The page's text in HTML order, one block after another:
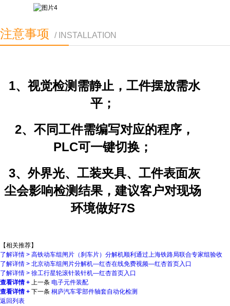
注意事项 / INSTALLATION
1、视觉检测需静止，工件摆放需水
平；
2、不同工件需编写对应的程序，
PLC可一键切换；
3、外界光、工装夹具、工件表面灰
尘会影响检测结果，建议客户对现场
环境做好7S
【相关推荐】
了解详情 > 高铁动车组闸片（刹车片）分解机顺利通过上海铁路局联合专家组验收
了解详情 > 北京动车组闸片分解机—红杏在线免费视频—红杏首页入口
了解详情 > 徐工行星轮滚针装针机—红杏首页入口
查看详情 + 上一条 电子元件装配
查看详情 + 下一条 桐庐汽车零部件轴套自动化检测
返回列表